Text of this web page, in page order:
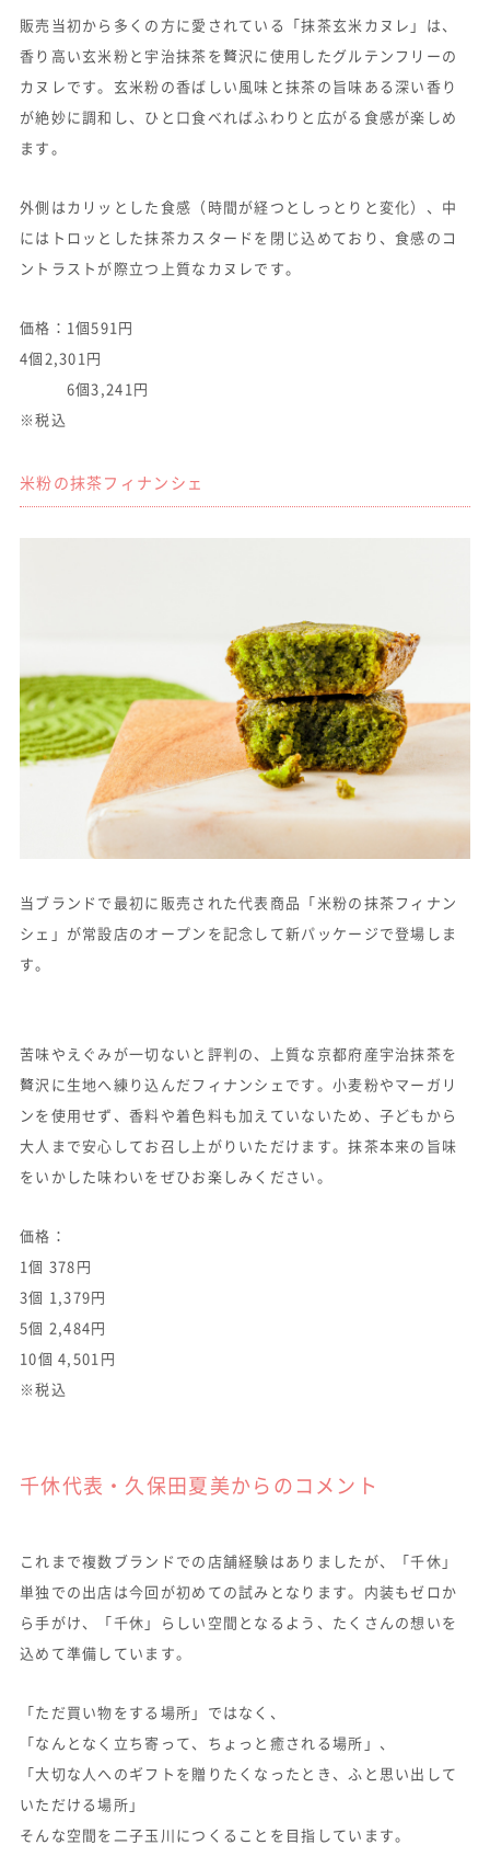
販売当初から多くの方に愛されている「抹茶玄米カヌレ」は、
香り高い玄米粉と宇治抹茶を贅沢に使用したグルテンフリーの
カヌレです。玄米粉の香ばしい風味と抹茶の旨味ある深い香り
が絶妙に調和し、ひと口食べればふわりと広がる食感が楽しめ
ます。
外側はカリッとした食感（時間が経つとしっとりと変化）、中
にはトロッとした抹茶カスタードを閉じ込めており、食感のコ
ントラストが際立つ上質なカヌレです。
価格：1個591円
4個2,301円
6個3,241円
※税込
米粉の抹茶フィナンシェ
当ブランドで最初に販売された代表商品「米粉の抹茶フィナン
シェ」が常設店のオープンを記念して新パッケージで登場しま
す。
苦味やえぐみが一切ないと評判の、上質な京都府産宇治抹茶を
贅沢に生地へ練り込んだフィナンシェです。小麦粉やマーガリ
ンを使用せず、香料や着色料も加えていないため、子どもから
大人まで安心してお召し上がりいただけます。抹茶本来の旨味
をいかした味わいをぜひお楽しみください。
価格：
1個 378円
3個 1,379円
5個 2,484円
10個 4,501円
※税込
千休代表・久保田夏美からのコメント
これまで複数ブランドでの店舗経験はありましたが、「千休」
単独での出店は今回が初めての試みとなります。内装もゼロか
ら手がけ、「千休」らしい空間となるよう、たくさんの想いを
込めて準備しています。
「ただ買い物をする場所」ではなく、
「なんとなく立ち寄って、ちょっと癒される場所」、
「大切な人へのギフトを贈りたくなったとき、ふと思い出して
いただける場所」
そんな空間を二子玉川につくることを目指しています。